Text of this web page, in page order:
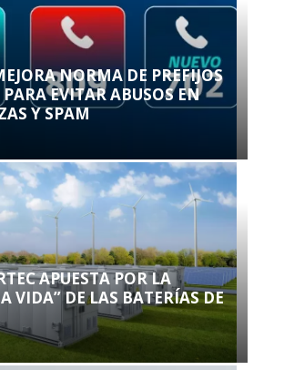
NORMA DE PREFIJOS
EVITAR ABUSOS EN
Y SPAM
APUESTA POR LA
VIDA” DE LAS BATERÍAS DE